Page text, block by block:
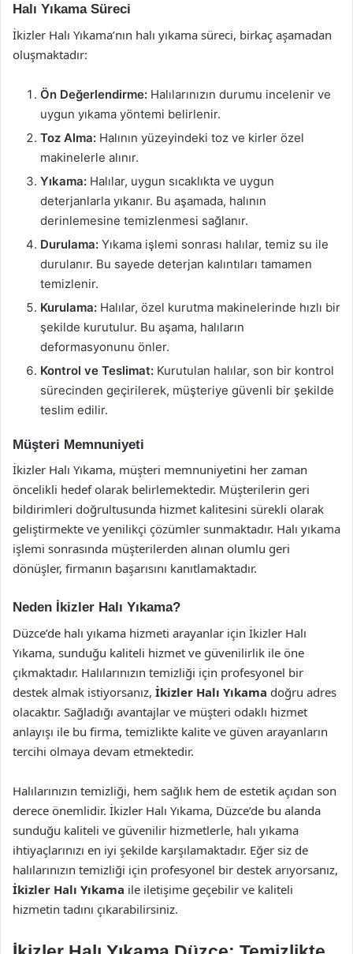
Halı Yıkama Süreci
İkizler Halı Yıkama’nın halı yıkama süreci, birkaç aşamadan
oluşmaktadır:
Ön Değerlendirme: Halılarınızın durumu incelenir ve
uygun yıkama yöntemi belirlenir.
Toz Alma: Halının yüzeyindeki toz ve kirler özel
makinelerle alınır.
Yıkama: Halılar, uygun sıcaklıkta ve uygun
deterjanlarla yıkanır. Bu aşamada, halının
derinlemesine temizlenmesi sağlanır.
Durulama: Yıkama işlemi sonrası halılar, temiz su ile
durulanır. Bu sayede deterjan kalıntıları tamamen
temizlenir.
Kurulama: Halılar, özel kurutma makinelerinde hızlı bir
şekilde kurutulur. Bu aşama, halıların
deformasyonunu önler.
Kontrol ve Teslimat: Kurutulan halılar, son bir kontrol
sürecinden geçirilerek, müşteriye güvenli bir şekilde
teslim edilir.
Müşteri Memnuniyeti
İkizler Halı Yıkama, müşteri memnuniyetini her zaman
öncelikli hedef olarak belirlemektedir. Müşterilerin geri
bildirimleri doğrultusunda hizmet kalitesini sürekli olarak
geliştirmekte ve yenilikçi çözümler sunmaktadır. Halı yıkama
işlemi sonrasında müşterilerden alınan olumlu geri
dönüşler, firmanın başarısını kanıtlamaktadır.
Neden İkizler Halı Yıkama?
Düzce’de halı yıkama hizmeti arayanlar için İkizler Halı
Yıkama, sunduğu kaliteli hizmet ve güvenilirlik ile öne
çıkmaktadır. Halılarınızın temizliği için profesyonel bir
destek almak istiyorsanız, İkizler Halı Yıkama doğru adres
olacaktır. Sağladığı avantajlar ve müşteri odaklı hizmet
anlayışı ile bu firma, temizlikte kalite ve güven arayanların
tercihi olmaya devam etmektedir.
Halılarınızın temizliği, hem sağlık hem de estetik açıdan son
derece önemlidir. İkizler Halı Yıkama, Düzce’de bu alanda
sunduğu kaliteli ve güvenilir hizmetlerle, halı yıkama
ihtiyaçlarınızı en iyi şekilde karşılamaktadır. Eğer siz de
halılarınızın temizliği için profesyonel bir destek arıyorsanız,
İkizler Halı Yıkama ile iletişime geçebilir ve kaliteli
hizmetin tadını çıkarabilirsiniz.